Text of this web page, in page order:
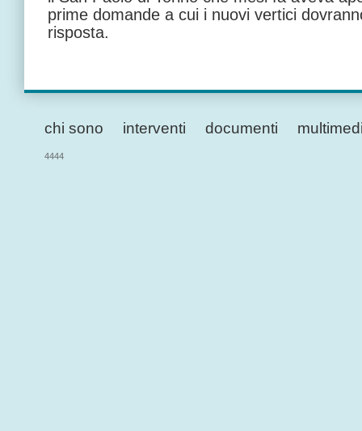
prime domande a cui i nuovi vertici
risposta.
chi sono interventi documenti
4444